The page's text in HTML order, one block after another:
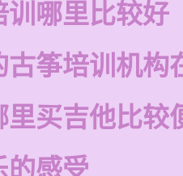
训哪里比较好
古筝培训机构
里买吉他比较
的感受